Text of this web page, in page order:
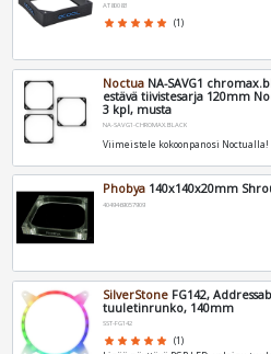
AT80083
star star star star star (1)
Noctua NA-SAVG1
estävä tiivistesarja 120mm
3 kpl, musta
NA-SAVG1-CHROMAX.BLACK
Viimeistele kokoonpanosi Noctualla!
Phobya 140x140x20mm
4049469057909
SilverStone FG142,
tuuletinrunko, 140mm
SST-FG142
star star star star star (1)